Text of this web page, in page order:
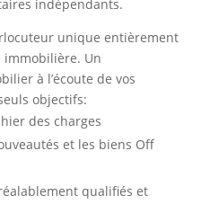
indépendants.
unique entièrement
immobilière. Un
à l’écoute de vos
objectifs:
des charges
et les biens Off
qualifiés et